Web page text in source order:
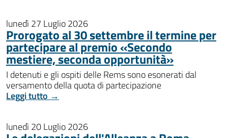
lunedì 27 Luglio 2026
Prorogato al 30 settembre il termine per
partecipare al premio «Secondo
mestiere, seconda opportunità»
I detenuti e gli ospiti delle Rems sono esonerati dal
versamento della quota di partecipazione
Leggi tutto →
lunedì 20 Luglio 2026